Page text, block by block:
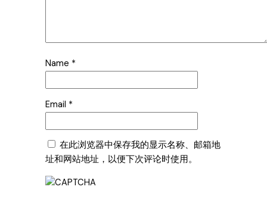
Name *
Email *
在此浏览器中保存我的显示名称、邮箱地
址和网站地址，以便下次评论时使用。